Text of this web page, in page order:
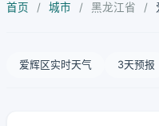
首页 / 城市 / 黑龙江省 /
爱辉区实时天气 3天预报